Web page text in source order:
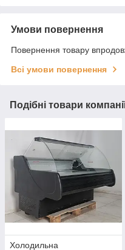
Умови повернення
Повернення товару
Всі умови повернення
Подібні товари
Холодильна